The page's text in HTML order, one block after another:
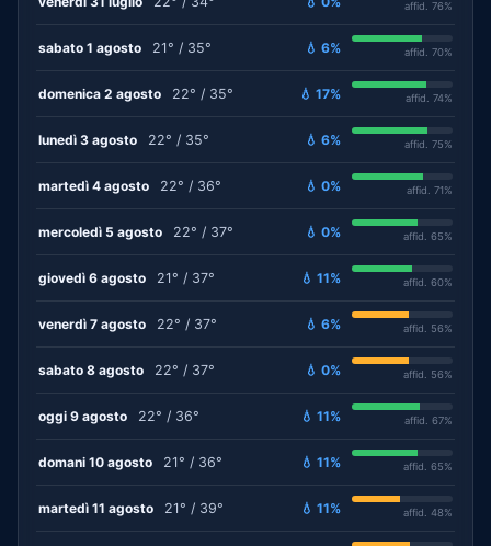
affid. 76%
sabato 1 agosto 21° / 35° 💧 6% affid. 70%
domenica 2 agosto 22° / 35° 💧 17% affid. 74%
lunedì 3 agosto 22° / 35° 💧 6% affid. 75%
martedì 4 agosto 22° / 36° 💧 0% affid. 71%
mercoledì 5 agosto 22° / 37° 💧 0% affid. 65%
giovedì 6 agosto 21° / 37° 💧 11% affid. 60%
venerdì 7 agosto 22° / 37° 💧 6% affid. 56%
sabato 8 agosto 22° / 37° 💧 0% affid. 56%
oggi 9 agosto 22° / 36° 💧 11% affid. 67%
domani 10 agosto 21° / 36° 💧 11% affid. 65%
martedì 11 agosto 21° / 39° 💧 11% affid. 48%